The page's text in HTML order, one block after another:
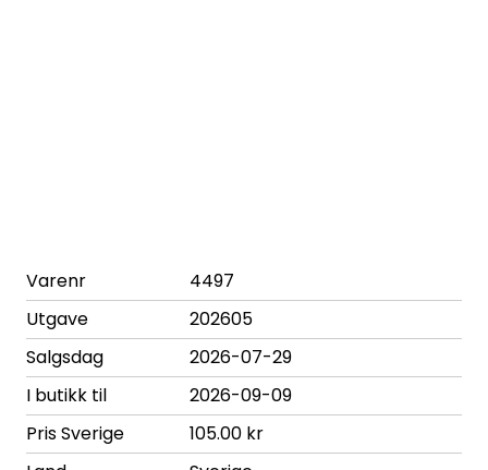
Varenr
4497
Utgave
202605
Salgsdag
2026-07-29
I butikk til
2026-09-09
Pris Sverige
105.00 kr